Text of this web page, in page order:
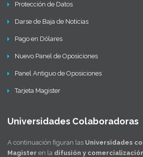
Protección de Datos
Darse de Baja de Noticias
Pago en Dólares
Nuevo Panel de Oposiciones
Panel Antiguo de Oposiciones
Tarjeta Magister
Universidades Colaboradoras
A continuación figuran las Universidades
Magister en la difusión y